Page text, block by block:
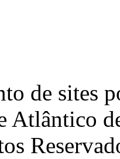
de sites
Atlântico